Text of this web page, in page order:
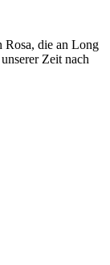
Rosa, die an Long
Zeit nach